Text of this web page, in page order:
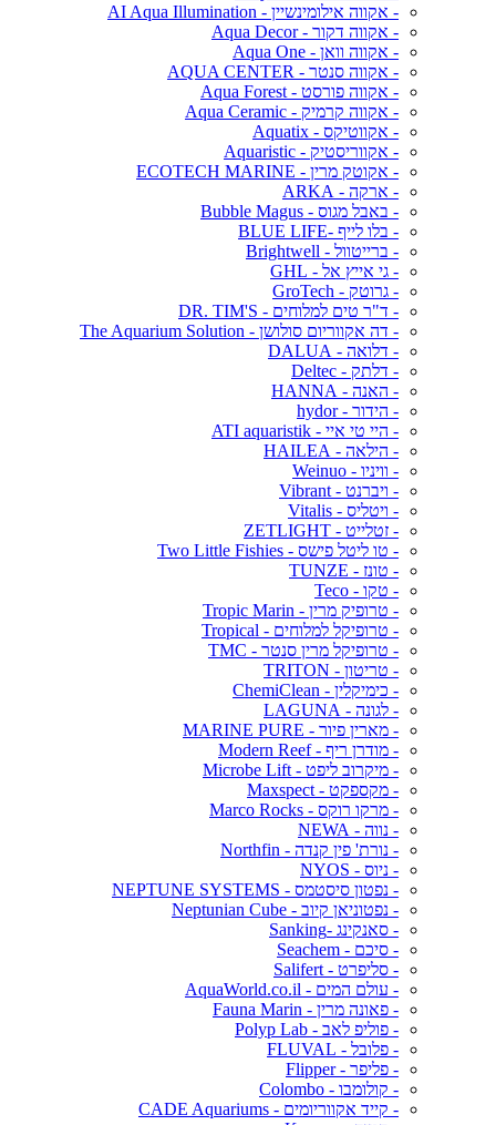
- אקווה אילומינשיין - AI Aqua Illumination
- אקווה דקור - Aqua Decor
- אקווה וואן - Aqua One
- אקווה סנטר - AQUA CENTER
- אקווה פורסט - Aqua Forest
- אקווה קרמיק - Aqua Ceramic
- אקווטיקס - Aquatix
- אקווריסטיק - Aquaristic
- אקוטק מרין - ECOTECH MARINE
- ארקה - ARKA
- באבל מגוס - Bubble Magus
- בלו לייף -BLUE LIFE
- ברייטוול - Brightwell
- גי אייץ אל - GHL
- גרוטק - GroTech
- ד"ר טים למלוחים - DR. TIM'S
- דה אקווריום סולושן - The Aquarium Solution
- דלואה - DALUA
- דלתק - Deltec
- האנה - HANNA
- הידור - hydor
- היי טי איי - ATI aquaristik
- הילאה - HAILEA
- וויניו - Weinuo
- ויברנט - Vibrant
- ויטליס - Vitalis
- זטלייט - ZETLIGHT
- טו ליטל פישס - Two Little Fishies
- טונז - TUNZE
- טקו - Teco
- טרופיק מרין - Tropic Marin
- טרופיקל למלוחים - Tropical
- טרופיקל מרין סנטר - TMC
- טריטון - TRITON
- כימיקלין - ChemiClean
- לגונה - LAGUNA
- מארין פיור - MARINE PURE
- מודרן ריף - Modern Reef
- מיקרוב ליפט - Microbe Lift
- מקספקט - Maxspect
- מרקו רוקס - Marco Rocks
- נווה - NEWA
- נורת' פין קנדה - Northfin
- ניוס - NYOS
- נפטון סיסטמס - NEPTUNE SYSTEMS
- נפטוניאן קיוב - Neptunian Cube
- סאנקינג -Sanking
- סיכם - Seachem
- סליפרט - Salifert
- עולם המים - AquaWorld.co.il
- פאונה מרין - Fauna Marin
- פוליפ לאב - Polyp Lab
- פלובל - FLUVAL
- פליפר - Flipper
- קולומבו - Colombo
- קייד אקווריומים - CADE Aquariums